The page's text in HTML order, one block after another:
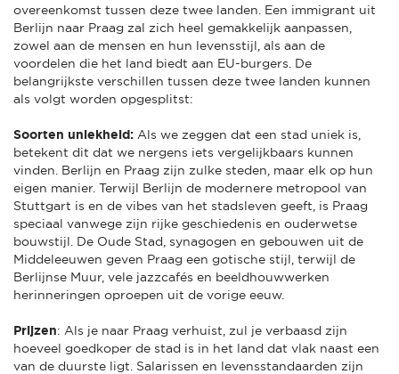
overeenkomst tussen deze twee landen. Een immigrant uit
Berlijn naar Praag zal zich heel gemakkelijk aanpassen,
zowel aan de mensen en hun levensstijl, als aan de
voordelen die het land biedt aan EU-burgers. De
belangrijkste verschillen tussen deze twee landen kunnen
als volgt worden opgesplitst:
Soorten uniekheid: Als we zeggen dat een stad uniek is,
betekent dit dat we nergens iets vergelijkbaars kunnen
vinden. Berlijn en Praag zijn zulke steden, maar elk op hun
eigen manier. Terwijl Berlijn de modernere metropool van
Stuttgart is en de vibes van het stadsleven geeft, is Praag
speciaal vanwege zijn rijke geschiedenis en ouderwetse
bouwstijl. De Oude Stad, synagogen en gebouwen uit de
Middeleeuwen geven Praag een gotische stijl, terwijl de
Berlijnse Muur, vele jazzcafés en beeldhouwwerken
herinneringen oproepen uit de vorige eeuw.
Prijzen: Als je naar Praag verhuist, zul je verbaasd zijn
hoeveel goedkoper de stad is in het land dat vlak naast een
van de duurste ligt. Salarissen en levensstandaarden zijn